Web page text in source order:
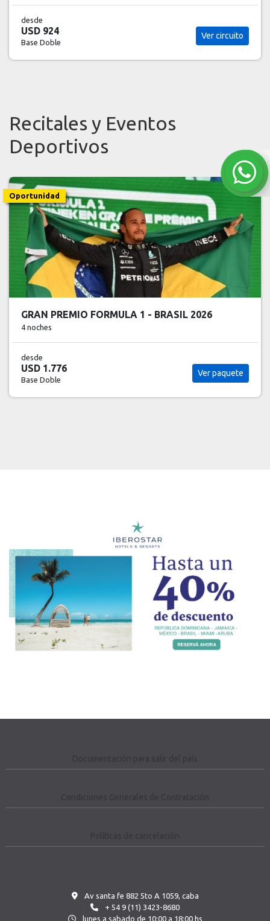
desde
USD 924
Base Doble
Ver circuito
Recitales y Eventos
Deportivos
Oportunidad
GRAN PREMIO FORMULA 1 - BRASIL 2026
4 noches
desde
USD 1.776
Base Doble
Ver paquete
Documentación para salir del país
Condiciones Generales de Contratación
Políticas de cancelación
Av santa fe 882 5to A 1059, caba
+ 54 9 (11) 3423-8680
lunes a sabado de 10:00 a 18:00 hs